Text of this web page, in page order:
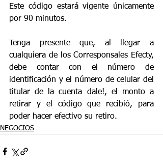
Este código estará vigente únicamente
por 90 minutos.
Tenga presente que, al llegar a
cualquiera de los Corresponsales Efecty,
debe contar con el número de
identificación y el número de celular del
titular de la cuenta dale!, el monto a
retirar y el código que recibió, para
poder hacer efectivo su retiro.
NEGOCIOS